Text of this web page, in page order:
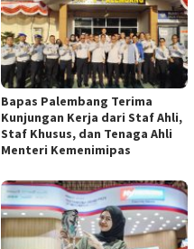
Bapas Palembang Terima
Kunjungan Kerja dari Staf Ahli,
Staf Khusus, dan Tenaga Ahli
Menteri Kemenimipas